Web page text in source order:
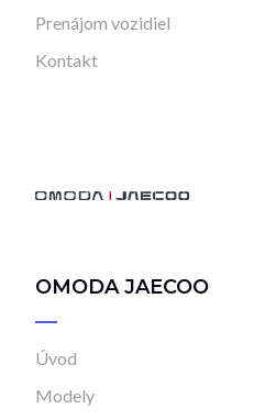
Prenájom vozidiel
Kontakt
OMODA JAECOO
Úvod
Modely